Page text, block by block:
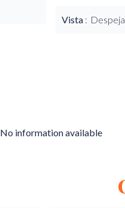
Vista
No information available